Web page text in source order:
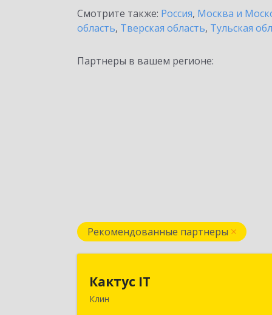
Смотрите также: Россия, Москва и
область, Тверская область, Тульская
Партнеры в вашем регионе:
Рекомендованные партнеры
Кактус IT
Клин